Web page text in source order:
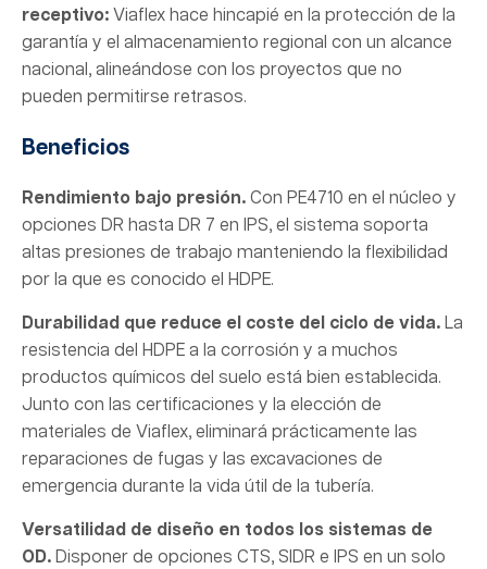
receptivo: Viaflex hace hincapié en la protección de la
garantía y el almacenamiento regional con un alcance
nacional, alineándose con los proyectos que no
pueden permitirse retrasos.
Beneficios
Rendimiento bajo presión. Con PE4710 en el núcleo y
opciones DR hasta DR 7 en IPS, el sistema soporta
altas presiones de trabajo manteniendo la flexibilidad
por la que es conocido el HDPE.
Durabilidad que reduce el coste del ciclo de vida. La
resistencia del HDPE a la corrosión y a muchos
productos químicos del suelo está bien establecida.
Junto con las certificaciones y la elección de
materiales de Viaflex, eliminará prácticamente las
reparaciones de fugas y las excavaciones de
emergencia durante la vida útil de la tubería.
Versatilidad de diseño en todos los sistemas de
OD. Disponer de opciones CTS, SIDR e IPS en un solo